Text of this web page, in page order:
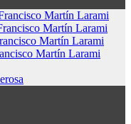
Martín Larami
Martín Larami
Martín Larami
Martín Larami